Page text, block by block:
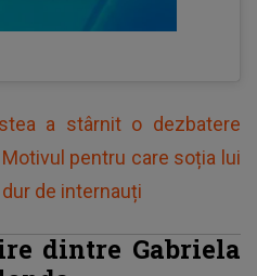
a stârnit o dezbatere
pentru care soția lui
de internauți
dintre Gabriela